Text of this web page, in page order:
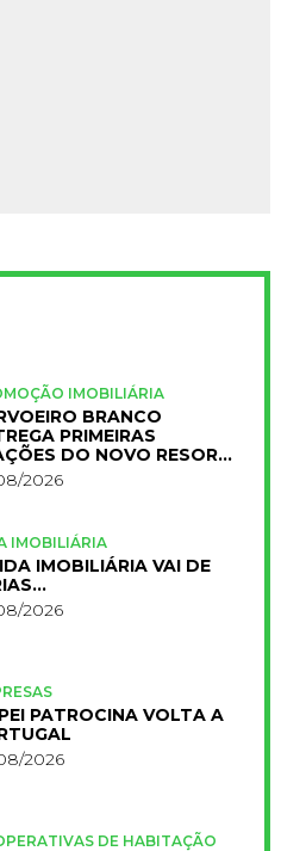
IMOBILIÁRIA
BRANCO
PRIMEIRAS
DO NOVO RESORT
2026
IMOBILIÁRIA
IMOBILIÁRIA VAI DE
2026
PATROCINA VOLTA A
2026
DE HABITAÇÃO